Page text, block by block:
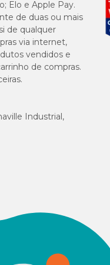
um médico-veterinário.
Elo e Apple Pay.
de duas ou mais
de qualquer
via internet,
vendidos e
de compras.
Industrial,